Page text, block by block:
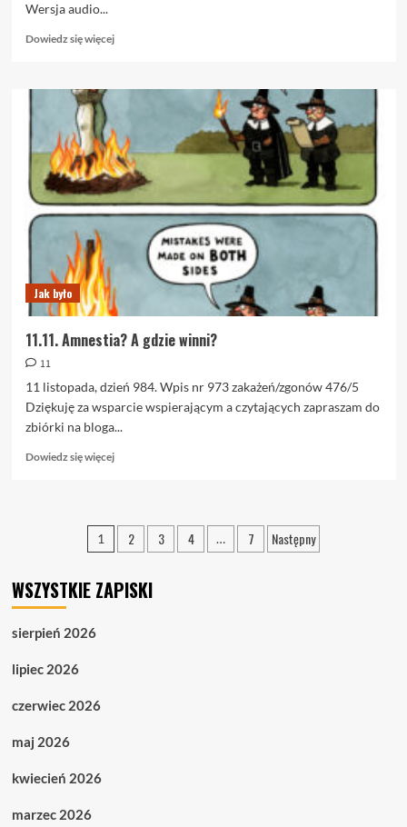
Wersja audio...
Dowiedz się więcejDowiedz
o
jeszcze
staliśmy
na
krawędzi
lejka
Jak było
11.11. Amnestia? A gdzie winni?
11
11 listopada, dzień 984. Wpis nr 973 zakażeń/zgonów 476/5
Dziękuję za wsparcie wspierającym a czytających zapraszam do
zbiórki na bloga...
Dowiedz się więcejDowiedz
11.11.
Amnestia?
winni?
Stronicowanie
1 2 3 4 … 7 Następny
WSZYSTKIE ZAPISKI
sierpień 2026
lipiec 2026
czerwiec 2026
maj 2026
kwiecień 2026
marzec 2026